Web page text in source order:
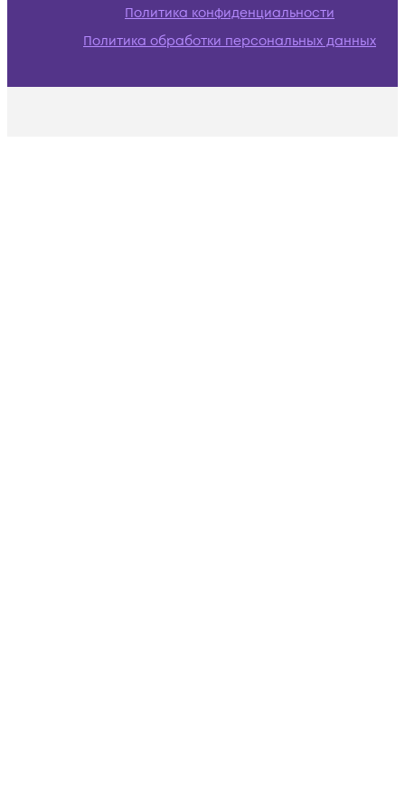
Политика конфиденциальности
Политика обработки персональных данных